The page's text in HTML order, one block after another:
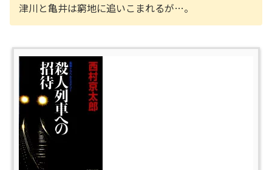
津川と亀井は窮地に追いこまれるが…。